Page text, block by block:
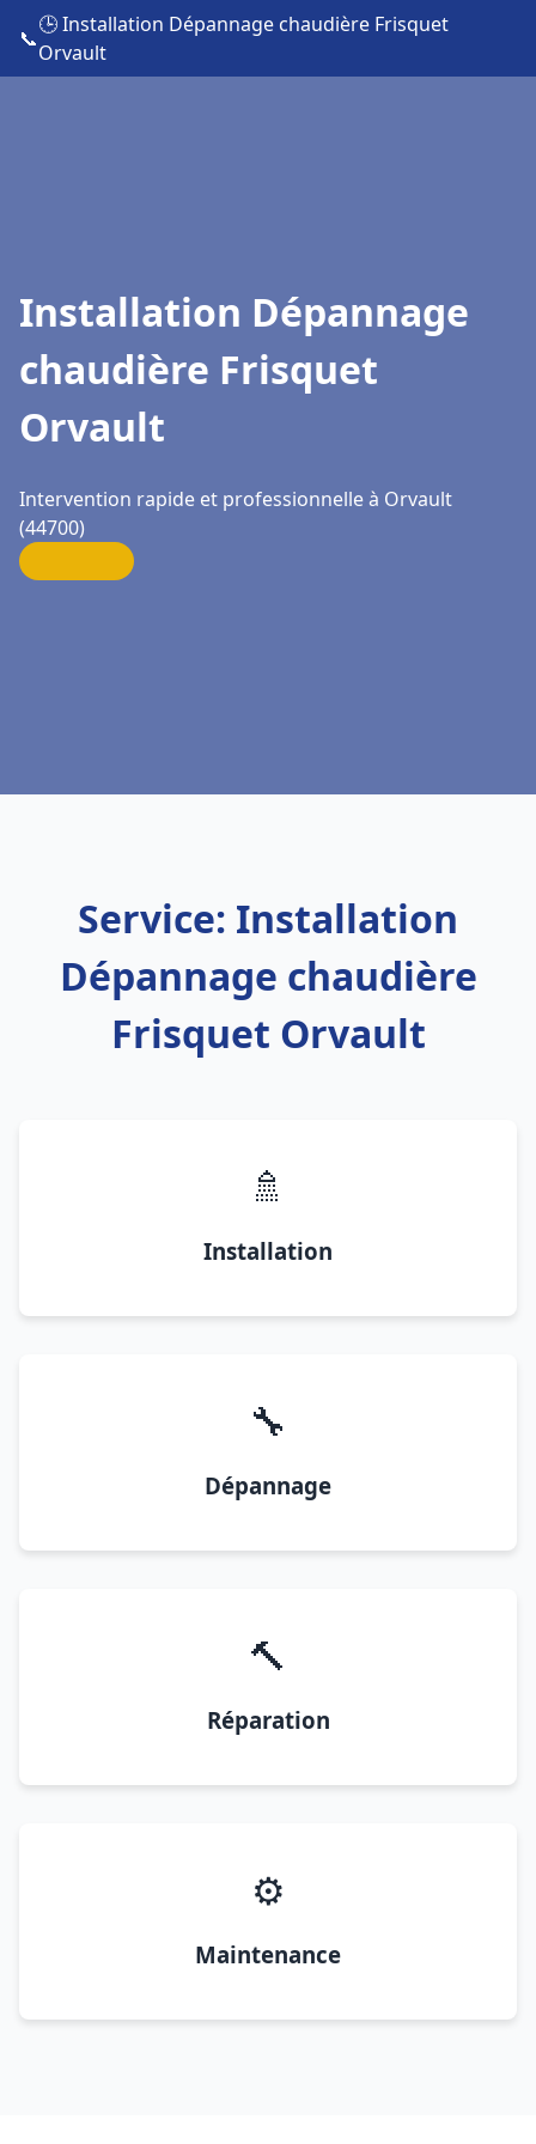
📞
🕒 Installation Dépannage chaudière Frisquet
Orvault
Installation Dépannage
chaudière Frisquet
Orvault
Intervention rapide et professionnelle à Orvault
(44700)
Service: Installation
Dépannage chaudière
Frisquet Orvault
🚿
Installation
🔧
Dépannage
🔨
Réparation
⚙️
Maintenance